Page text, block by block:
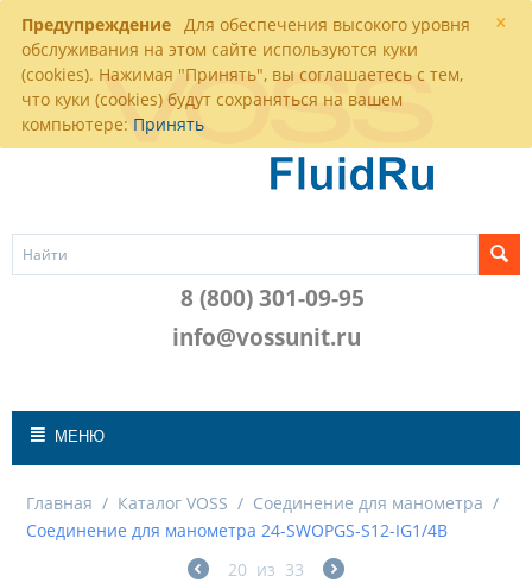
×
Предупреждение Для обеспечения высокого уровня
обслуживания на этом сайте используются куки
(cookies). Нажимая "Принять", вы соглашаетесь с тем,
что куки (cookies) будут сохраняться на вашем
компьютере: Принять
8 (800) 301-09-95
info@vossunit.ru
МЕНЮ
Главная / Каталог VOSS / Соединение для манометра /
Соединение для манометра 24-SWOPGS-S12-IG1/4B
20 из 33